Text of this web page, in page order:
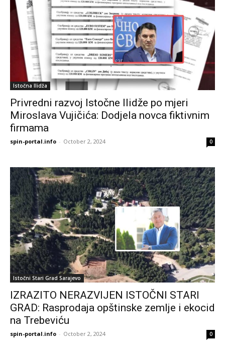
Istočna Ilidža
Privredni razvoj Istočne Ilidže po mjeri
Miroslava Vujičića: Dodjela novca fiktivnim
firmama
spin-portal.info - October 2, 2024 0
Istočni Stari Grad Sarajevo
IZRAZITO NERAZVIJEN ISTOČNI STARI
GRAD: Rasprodaja opštinske zemlje i ekocid
na Trebeviću
spin-portal.info - October 2, 2024 0